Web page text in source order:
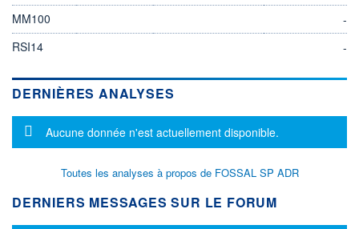
MM100
-
RSI14
-
DERNIÈRES ANALYSES
Message d'information
Aucune donnée n'est actuellement disponible.
Toutes les analyses à propos de FOSSAL SP ADR
DERNIERS MESSAGES SUR LE FORUM